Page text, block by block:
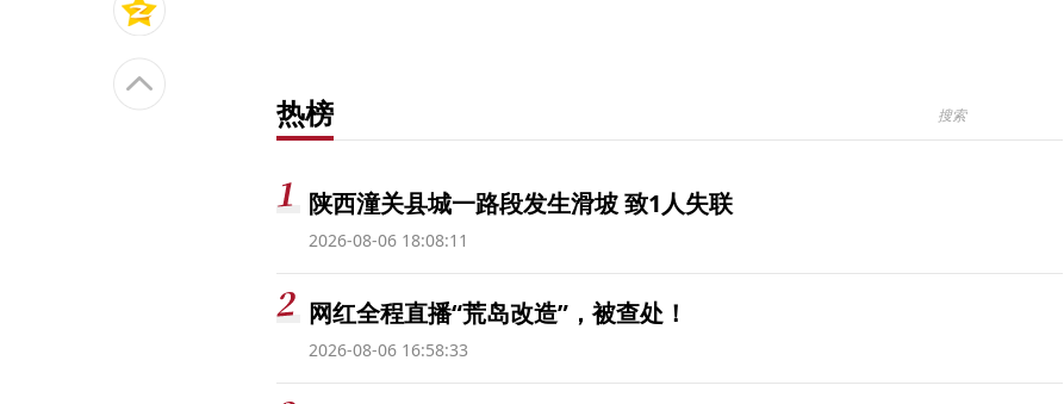
热榜
陕西潼关县城一路段发生滑坡 致1人失联
2026-08-06 18:08:11
网红全程直播“荒岛改造”，被查处！
2026-08-06 16:58:33